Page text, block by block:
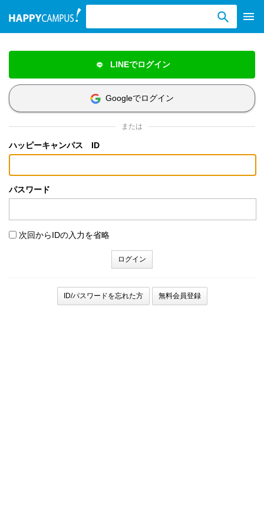
LINEでログイン
Googleでログイン
または
ハッピーキャンパス ID
パスワード
次回からIDの入力を省略
ID/パスワードを忘れた方 無料会員登録